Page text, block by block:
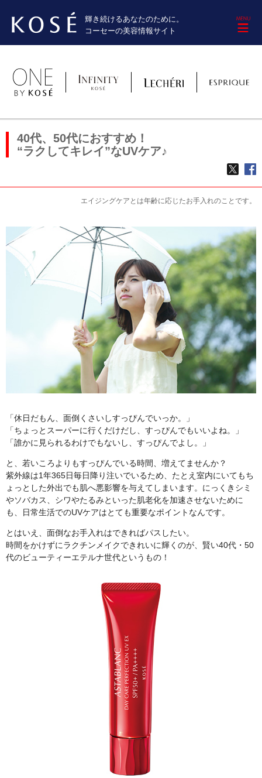
輝き続けるあなたのために。
コーセーの美容情報サイト
40代、50代におすすめ！
“ラクしてキレイ”なUVケア♪
エイジングケアとは年齢に応じたお手入れのことです。
「休日だもん、面倒くさいしすっぴんでいっか。」
「ちょっとスーパーに行くだけだし、すっぴんでもいいよね。」
「誰かに見られるわけでもないし、すっぴんでよし。」
と、若いころよりもすっぴんでいる時間、増えてませんか？
紫外線は1年365日毎日降り注いでいるため、たとえ室内にいてもち
ょっとした外出でも肌へ悪影響を与えてしまいます。にっくきシミ
やソバカス、シワやたるみといった肌老化を加速させないために
も、日常生活でのUVケアはとても重要なポイントなんです。
とはいえ、面倒なお手入れはできればパスしたい。
時間をかけずにラクチンメイクできれいに輝くのが、賢い40代・50
代のビューティーエテルナ世代というもの！